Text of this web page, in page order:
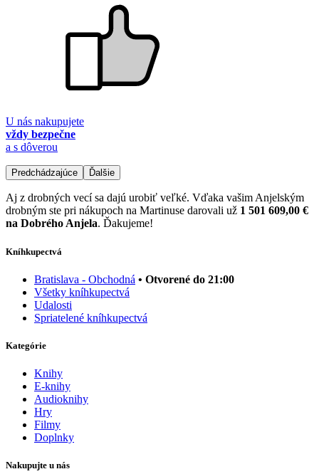
U nás nakupujete
vždy bezpečne
a s dôverou
Predchádzajúce Ďalšie
Aj z drobných vecí sa dajú urobiť veľké. Vďaka vašim Anjelským
drobným ste pri nákupoch na Martinuse darovali už 1 501 609,00 €
na Dobrého Anjela. Ďakujeme!
Kníhkupectvá
Bratislava - Obchodná • Otvorené do 21:00
Všetky kníhkupectvá
Udalosti
Spriatelené kníhkupectvá
Kategórie
Knihy
E-knihy
Audioknihy
Hry
Filmy
Doplnky
Nakupujte u nás